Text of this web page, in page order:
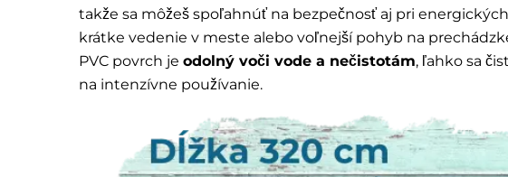
takže sa môžeš spoľahnúť na bezpečnosť aj pri
krátke vedenie v meste alebo voľnejší pohyb na
PVC povrch je odolný voči vode a nečistotám, ľahko sa
na intenzívne používanie.